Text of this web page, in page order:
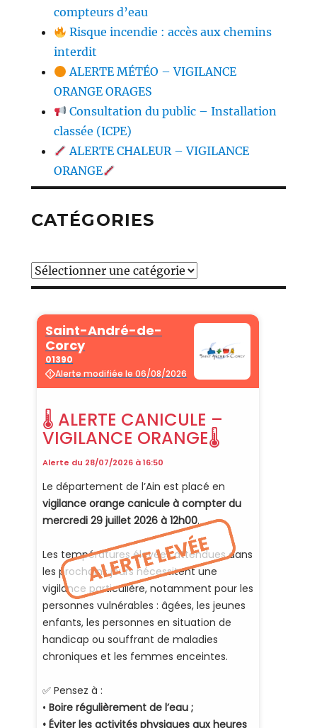
compteurs d’eau
Risque incendie : accès aux chemins
interdit
ALERTE MÉTÉO – VIGILANCE
ORANGE ORAGES
Consultation du public – Installation
classée (ICPE)
ALERTE CHALEUR – VIGILANCE
ORANGE
CATÉGORIES
Catégories